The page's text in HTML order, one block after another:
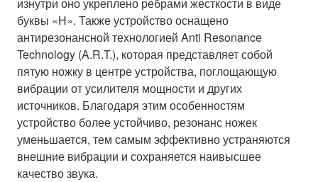
буквы «Н». Также устройство оснащено
антирезонансной технологией Anti Resonance
Technology (A.R.T.), которая представляет собой
пятую ножку в центре устройства, поглощающую
вибрации от усилителя мощности и других
источников. Благодаря этим особенностям
устройство более устойчиво, резонанс ножек
уменьшается, тем самым эффективно устраняются
внешние вибрации и сохраняется наивысшее
качество звука.